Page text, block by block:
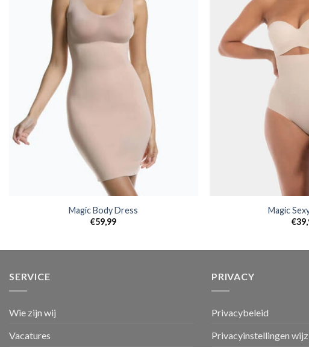
Magic Body Dress
€59,99
Magic
€
SERVICE
Wie zijn wij
Vacatures
PRIVACY
Privacybeleid
Privacyinstellingen